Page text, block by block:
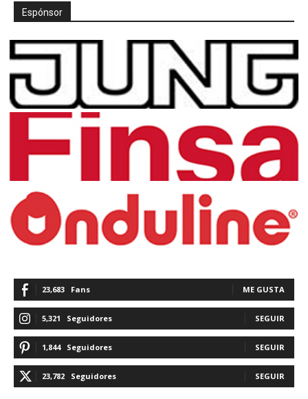
Espónsor
23,683 Fans ME GUSTA
5,321 Seguidores SEGUIR
1,844 Seguidores SEGUIR
23,782 Seguidores SEGUIR